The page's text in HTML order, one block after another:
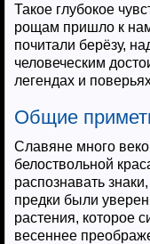
Такое глубокое
рощам пришло к
почитали берёзу,
человеческим
легендах и
Общие
Славяне много
белоствольной
распознавать
предки были
растения, которое
весеннее